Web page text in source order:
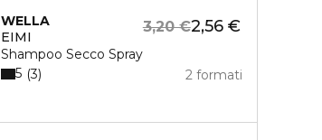
WELLA
EIMI
Shampoo Secco Spray
2,56 €
3,20 €
2 formati
5 3